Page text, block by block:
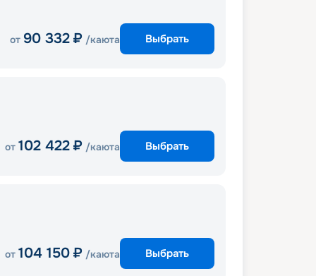
от 90 332 ₽ /каюта Выбрать
от 102 422 ₽ /каюта Выбрать
от 104 150 ₽ /каюта Выбрать